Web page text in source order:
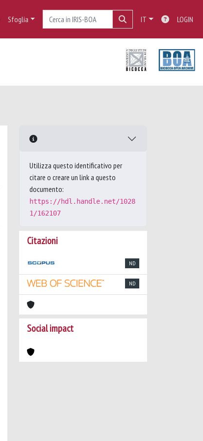
Sfoglia IT LOGIN
Utilizza questo identificativo per
citare o creare un link a questo
documento:
https://hdl.handle.net/1028
1/162107
Citazioni
ND
ND
Social impact